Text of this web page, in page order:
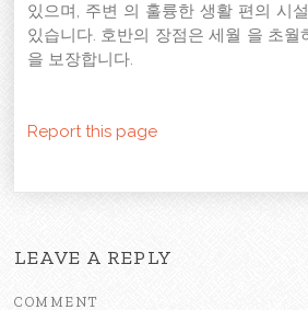
있으며, 주변 의 훌륭한 생활 편의 시
있습니다. 호반의 장점은 세월 을 초월
을 보장합니다.
Report this page
LEAVE A REPLY
COMMENT